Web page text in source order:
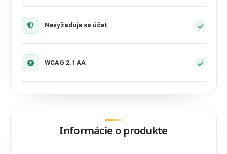
Nevyžaduje sa účet
WCAG 2.1 AA
Informácie o produkte